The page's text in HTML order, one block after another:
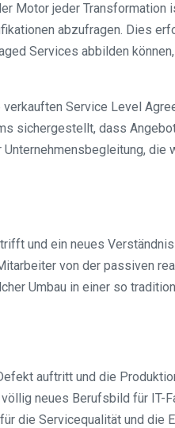
Motor jeder Transformation
abzufragen. Dies
Services abbilden
Service Level
sichergestellt, dass
die
und ein neues
von der passiven
Umbau in einer so
auftritt und die
neues Berufsbild für IT-
die Servicequalität und die